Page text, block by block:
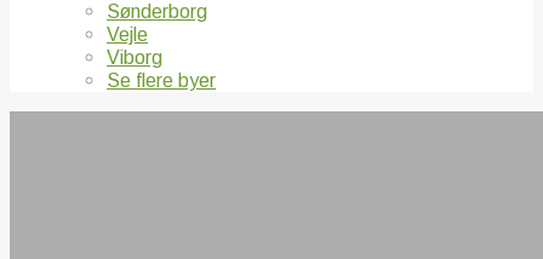
Sønderborg
Vejle
Viborg
Se flere byer